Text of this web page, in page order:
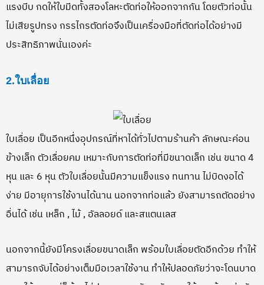
แรงบีบ กดให้ใบมีดทั้งสองโลหะตัดท่อให้ออกจากกัน โดยตัวท่อนั้น
ไม่เสียรูปทรง กรรไกรตัดท่อจึงเป็นเครื่องมือที่ตัดท่อได้อย่างมี
ประสิทธิภาพนั่นเองค่ะ
2.ใบเลื่อย
ใบเลื่อย เป็นอีกหนึ่งอุปกรณ์ที่หาได้ทั่วไปตามร้านค้า ลักษณะค่อน
ข้างเล็ก ตัวเลื่อยคม เหมาะกับการตัดท่อที่มีขนาดเล็ก เช่น ขนาด 4
หุน และ 6 หุน ตัวใบเลื่อยนั้นมีความแข็งแรง ทนทาน ไม่บิดงอได้
ง่าย มีอายุการใช้งานได้นาน นอกจากท่อแล้ว ยังสามารถตัดอย่าง
อื่นได้ เช่น เหล็ก , ไม้ , อัลลอยด์ และสแตนเลส
นอกจากนี้ยังมีโครงเลื่อยขนาดเล็ก พร้อมใบเลื่อยตัดอีกด้วย ทำให้
สามารถจับได้อย่างเต็มมือเวลาใช้งาน ทำให้ปลอดภัยว่าจะโดนบาด